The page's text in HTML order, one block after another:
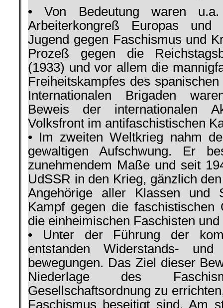
• Von Bedeutung waren u.a.
Arbeiter­kongreß Europas
Jugend gegen Fa­schismus und
Prozeß gegen die
(1933) und vor allem die
Frei­heitskampfes des
Interna­tionalen Brigaden
Beweis der inter­nationalen
Volksfront im antifaschisti­schen
• Im zweiten Welt­krieg nahm
gewalti­gen Aufschwung. Er
zunehmendem Maße und seit
UdSSR in den Krieg, gänzlich
Ange­hörige aller Klassen und
Kampf gegen die faschistischen
die einheimischen Faschi­sten
• Un­ter der Führung der
entstanden Wider­stands-
bewegungen. Das Ziel dieser
Nieder­lage des
Gesellschaftsordnung zu
Fa­schismus beseitigt sind. Am